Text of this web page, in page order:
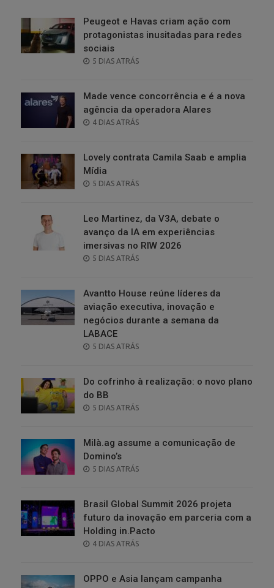
Peugeot e Havas criam ação com
protagonistas inusitadas para redes
sociais
POSTED
5 DIAS ATRÁS
Made vence concorrência e é a nova
agência da operadora Alares
POSTED
4 DIAS ATRÁS
Lovely contrata Camila Saab e amplia
Mídia
POSTED
5 DIAS ATRÁS
Leo Martinez, da V3A, debate o
avanço da IA em experiências
imersivas no RIW 2026
POSTED
5 DIAS ATRÁS
Avantto House reúne líderes da
aviação executiva, inovação e
negócios durante a semana da
LABACE
POSTED
5 DIAS ATRÁS
Do cofrinho à realização: o novo plano
do BB
POSTED
5 DIAS ATRÁS
Milà.ag assume a comunicação de
Domino’s
POSTED
5 DIAS ATRÁS
Brasil Global Summit 2026 projeta
futuro da inovação em parceria com a
Holding in.Pacto
POSTED
4 DIAS ATRÁS
OPPO e Asia lançam campanha